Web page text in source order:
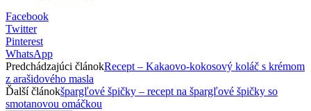
Facebook
Twitter
Pinterest
WhatsApp
Predchádzajúci článokRecept – Kakaovo-kokosový koláč s krémom
z arašidového masla
Ďalší článokšpargľové špičky – recept na špargľové špičky so
smotanovou omáčkou